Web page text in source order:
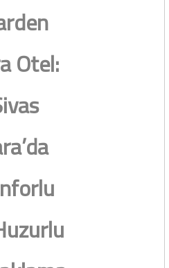
Otel: